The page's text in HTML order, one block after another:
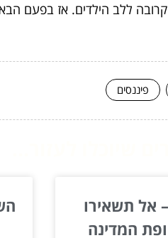
ללב הילדים. אז בפעם
פיננסים
אל תשאירו
המדינה